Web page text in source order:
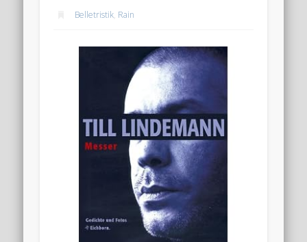
Belletristik, Rain